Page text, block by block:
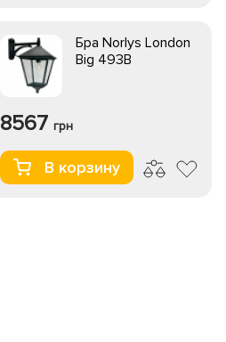
Бра Norlys London
Big 493B
8567 грн
В корзину